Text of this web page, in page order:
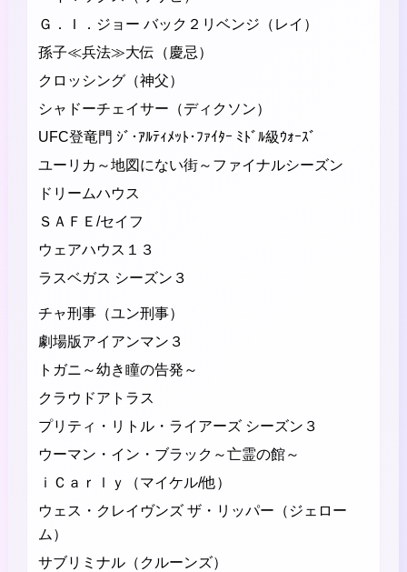
Ｇ．Ｉ．ジョー バック２リベンジ（レイ）
孫子≪兵法≫大伝（慶忌）
クロッシング（神父）
シャドーチェイサー（ディクソン）
UFC登竜門 ｼﾞ･ｱﾙﾃｨﾒｯﾄ･ﾌｧｲﾀｰ ﾐﾄﾞﾙ級ｳｫｰｽﾞ
ユーリカ～地図にない街～ファイナルシーズン
ドリームハウス
ＳＡＦＥ/セイフ
ウェアハウス１３
ラスベガス シーズン３
チャ刑事（ユン刑事）
劇場版アイアンマン３
トガニ～幼き瞳の告発～
クラウドアトラス
プリティ・リトル・ライアーズ シーズン３
ウーマン・イン・ブラック～亡霊の館～
ｉＣａｒｌｙ（マイケル/他）
ウェス・クレイヴンズ ザ・リッパー（ジェロー
ム）
サブリミナル（クルーンズ）